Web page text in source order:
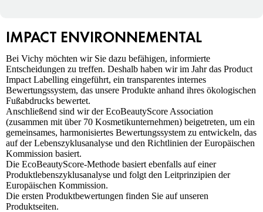
IMPACT ENVIRONNEMENTAL
Bei Vichy möchten wir Sie dazu befähigen, informierte
Entscheidungen zu treffen. Deshalb haben wir im Jahr das Product
Impact Labelling eingeführt, ein transparentes internes
Bewertungssystem, das unsere Produkte anhand ihres ökologischen
Fußabdrucks bewertet.
Anschließend sind wir der EcoBeautyScore Association
(zusammen mit über 70 Kosmetikunternehmen) beigetreten, um ein
gemeinsames, harmonisiertes Bewertungssystem zu entwickeln, das
auf der Lebenszyklusanalyse und den Richtlinien der Europäischen
Kommission basiert.
Die EcoBeautyScore-Methode basiert ebenfalls auf einer
Produktlebenszyklusanalyse und folgt den Leitprinzipien der
Europäischen Kommission.
Die ersten Produktbewertungen finden Sie auf unseren
Produktseiten.